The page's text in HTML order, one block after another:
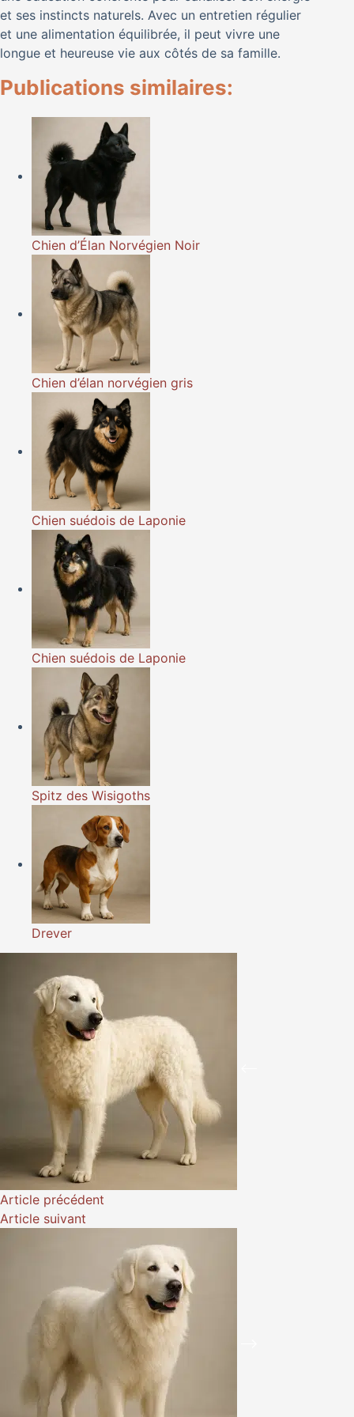
et ses instincts naturels. Avec un entretien régulier
et une alimentation équilibrée, il peut vivre une
longue et heureuse vie aux côtés de sa famille.
Publications similaires:
Chien d’Élan Norvégien Noir
Chien d’élan norvégien gris
Chien suédois de Laponie
Chien suédois de Laponie
Spitz des Wisigoths
Drever
Article précédent
Article suivant